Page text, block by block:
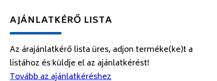
AJÁNLATKÉRŐ LISTA
Az árajánlatkérő lista üres, adjon terméke(ke)t a
listához és küldje el az ajánlatkérést!
Tovább az ajánlatkéréshez